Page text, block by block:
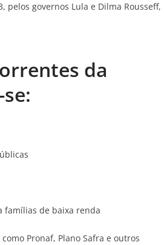
governos Lula e Dilma Rousseff,
da
famílias de baixa renda
Pronaf, Plano Safra e outros